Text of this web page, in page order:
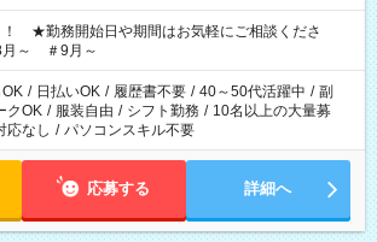
！ ★勤務開始日や期間はお気軽にご相談くださ
～ ＃9月～
/ 日払いOK / 履歴書不要 / 40～50代活躍中 / 副
クOK / 服装自由 / シフト勤務 / 10名以上の大量募
応なし / パソコンスキル不要
応募する 詳細へ